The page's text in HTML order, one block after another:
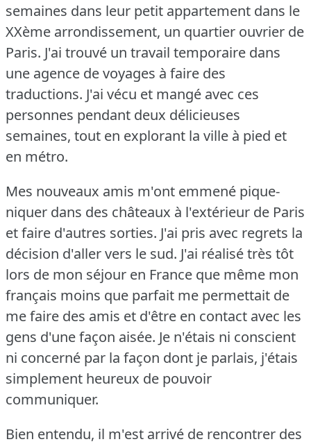
semaines dans leur petit appartement dans le
XXème arrondissement, un quartier ouvrier de
Paris. J'ai trouvé un travail temporaire dans
une agence de voyages à faire des
traductions. J'ai vécu et mangé avec ces
personnes pendant deux délicieuses
semaines, tout en explorant la ville à pied et
en métro.
Mes nouveaux amis m'ont emmené pique-
niquer dans des châteaux à l'extérieur de Paris
et faire d'autres sorties. J'ai pris avec regrets la
décision d'aller vers le sud. J'ai réalisé très tôt
lors de mon séjour en France que même mon
français moins que parfait me permettait de
me faire des amis et d'être en contact avec les
gens d'une façon aisée. Je n'étais ni conscient
ni concerné par la façon dont je parlais, j'étais
simplement heureux de pouvoir
communiquer.
Bien entendu, il m'est arrivé de rencontrer des